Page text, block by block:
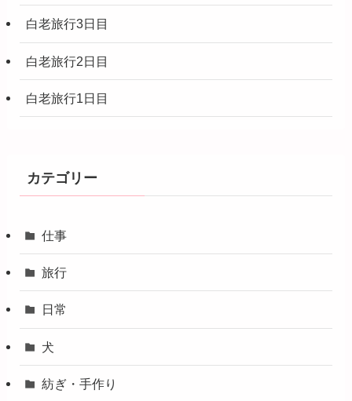
白老旅行3日目
白老旅行2日目
白老旅行1日目
カテゴリー
仕事
旅行
日常
犬
紡ぎ・手作り